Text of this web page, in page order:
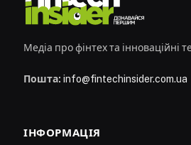
Медіа про фінтех та інноваційні
Пошта: info@fintechinsider.com.ua
ІНФОРМАЦІЯ